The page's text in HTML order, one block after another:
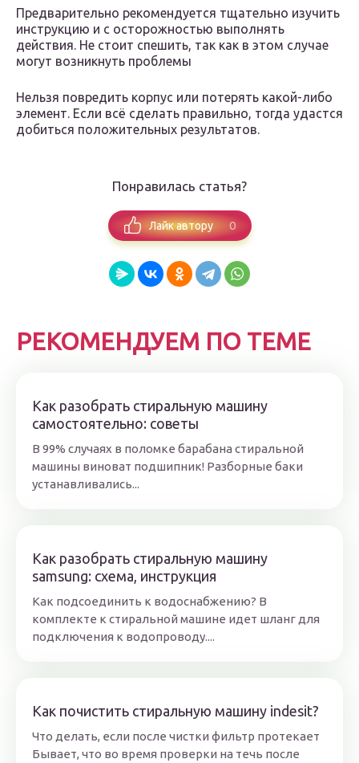
Предварительно рекомендуется тщательно изучить
инструкцию и с осторожностью выполнять
действия. Не стоит спешить, так как в этом случае
могут возникнуть проблемы
Нельзя повредить корпус или потерять какой-либо
элемент. Если всё сделать правильно, тогда удастся
добиться положительных результатов.
Понравилась статья?
Лайк автору 0
РЕКОМЕНДУЕМ ПО ТЕМЕ
Как разобрать стиральную машину
самостоятельно: советы
В 99% случаях в поломке барабана стиральной
машины виноват подшипник! Разборные баки
устанавливались...
Как разобрать стиральную машину
samsung: схема, инструкция
Как подсоединить к водоснабжению? В
комплекте к стиральной машине идет шланг для
подключения к водопроводу....
Как почистить стиральную машину indesit?
Что делать, если после чистки фильтр протекает
Бывает, что во время проверки на течь после